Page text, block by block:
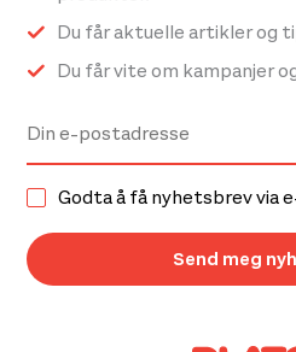
Du får aktuelle artikler og
Du får vite om kampanjer
Godta å få nyhetsbrev via